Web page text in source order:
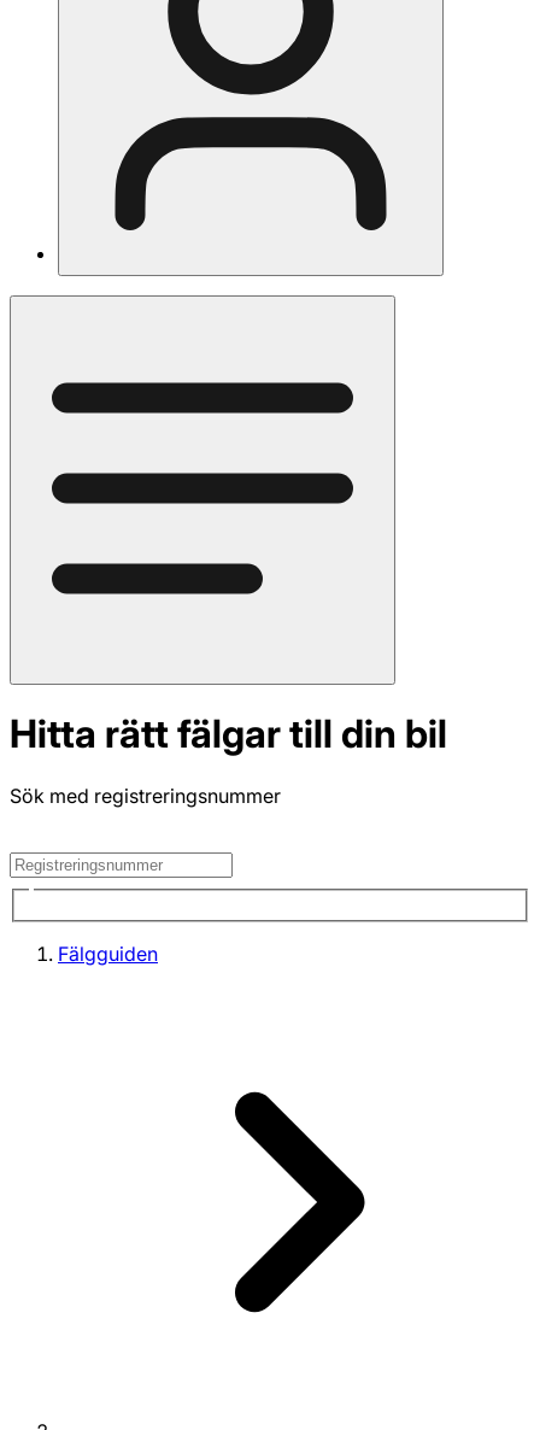
Hitta rätt fälgar till din bil
Sök med registreringsnummer
Fälgguiden